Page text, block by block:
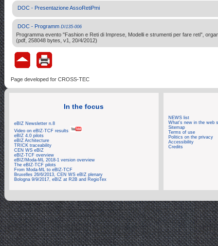
DOC - Presentazione AssoRetiPmi
DOC - Programm DI135-006
Programma evento "Fashion e Reti di Imprese, Modelli e strumenti per fare reti",
(pdf, 258048 bytes, v1, 20/4/2012)
Page developed for CROSS-TEC
In the focus
eBIZ Newsletter n.8
Video on eBIZ-TCF results
eBIZ 4.0 pilots
eBIZ Architecture
TRICK traceability
CEN WS eBIZ
eBIZ-TCF overview
eBIZ/Moda-ML 2018-1 version overview
The eBIZ-TCF pilots
From Moda-ML to eBIZ-TCF
Bruxelles 26/6/2013, CEN WS eBIZ plenary
Bologna 9/9/2017, eBIZ at R2B and RegioTex
NEWS list
What's new in the web
Sitemap
Terms of use
Politics on the privacy
Accessibility
Credits